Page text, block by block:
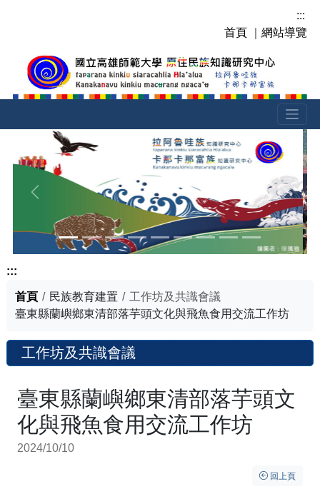
容
塊
:::
首頁
網站導覽
上一張 下一張
:::
首頁 民族教育建置
工作坊及共識會議
臺東縣蘭嶼鄉東清部落芋頭文化與飛魚食用交流工作坊
工作坊及共識會議
臺東縣蘭嶼鄉東清部落芋頭文
化與飛魚食用交流工作坊
2024/10/10
回上頁